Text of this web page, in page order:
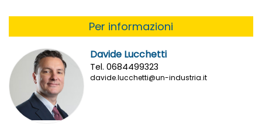
Per informazioni
Davide Lucchetti
Tel. 0684499323
davide.lucchetti@un-industria.it